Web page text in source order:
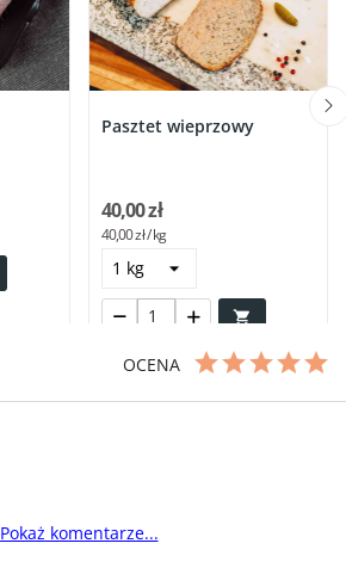
Pasztet wieprzowy

40,00 zł
40,00 zł / kg
OCENA
Pokaż komentarze...